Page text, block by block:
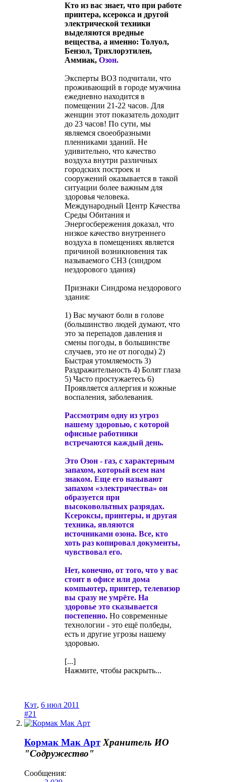
Кто из вас знает, что при работе
принтера, ксерокса и другой
электрической техники
выделяются вредные
вещества, а именно: Толуол,
Бензол, Трихлорэтилен,
Аммиак, Озон.
Эксперты ВОЗ подчитали, что
проживающий в городе мужчина
ежедневно находится в
помещении 21-22 часов. Для
женщин этот показатель доходит
до 23 часов! По сути, мы
являемся своеобразными
пленниками зданий. Не
удивительно, что качество
воздуха внутри различных
городских построек и
сооружений оказывается в такой
ситуации более важным для
здоровья человека.
Международный Центр Качества
Среды Обитания и
Энергосбережения доказал, что
низкое качество внутреннего
воздуха в помещениях является
причиной возникновения так
называемого СНЗ (синдром
нездорового здания)
Признаки Синдрома нездорового
здания:
1) Вас мучают боли в голове
(большинство людей думают, что
это за перепадов давления и
смены погоды, в большинстве
случаев, это не от погоды) 2)
Быстрая утомляемость 3)
Раздражительность 4) Болят глаза
5) Часто простужаетесь 6)
Проявляется аллергия и кожные
воспаления, заболевания.
Рассмотрим одну из угроз
нашему здоровью, с которой
офисные работники
встречаются каждый день.
Это Озон - газ, с характерным
запахом, который всем нам
знаком. Еще его называют
запахом «электричества» он
образуется при
высоковольтных разрядах.
Ксероксы, принтеры, и другая
техника, являются
источниками озона. Все, кто
хоть раз копировал документы,
чувствовал его.
Нет, конечно, от того, что у вас
стоит в офисе или дома
компьютер, принтер, телевизор
вы сразу не умрёте. На
здоровье это сказывается
постепенно. Но современные
технологии - это ещё полбеды,
есть и другие угрозы нашему
здоровью.
[...]
Нажмите, чтобы раскрыть...
Кэт, 6 июл 2011
#21
Кормак Мак Арт Хранитель ИО
"Содружество"
Сообщения: